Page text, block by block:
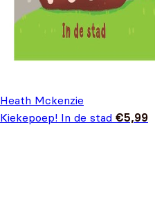
Heath Mckenzie
Kiekepoep! In de stad €5,99